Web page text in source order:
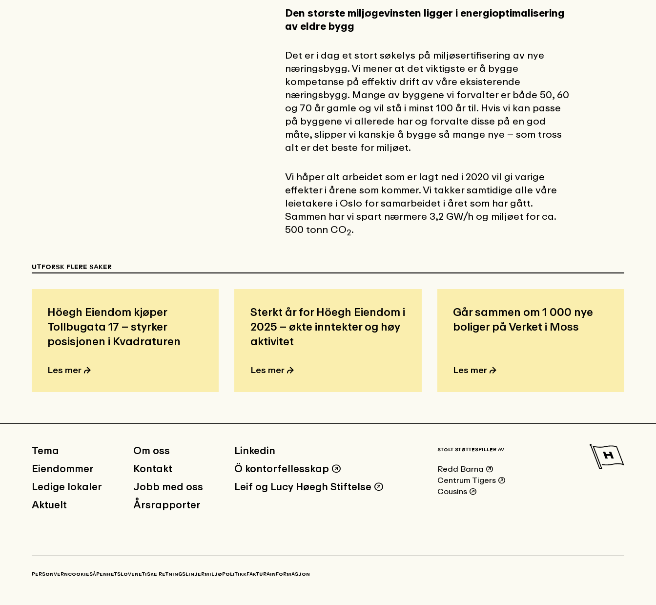
Den største miljøgevinsten ligger i energioptimalisering
av eldre bygg
Det er i dag et stort søkelys på miljøsertifisering av nye
næringsbygg. Vi mener at det viktigste er å bygge
kompetanse på effektiv drift av våre eksisterende
næringsbygg. Mange av byggene vi forvalter er både 50, 60
og 70 år gamle og vil stå i minst 100 år til. Hvis vi kan passe
på byggene vi allerede har og forvalte disse på en god
måte, slipper vi kanskje å bygge så mange nye – som tross
alt er det beste for miljøet.
Vi håper alt arbeidet som er lagt ned i 2020 vil gi varige
effekter i årene som kommer. Vi takker samtidige alle våre
leietakere i Oslo for samarbeidet i året som har gått.
Sammen har vi spart nærmere 3,2 GW/h og miljøet for ca.
500 tonn CO2.
UTFORSK FLERE SAKER
Höegh Eiendom kjøper
Tollbugata 17 – styrker
posisjonen i Kvadraturen
Les mer ⮫
Sterkt år for Höegh Eiendom i
2025 – økte inntekter og høy
aktivitet
Les mer ⮫
Går sammen om 1 000 nye
boliger på Verket i Moss
Les mer ⮫
Tema
Eiendommer
Ledige lokaler
Aktuelt
Om oss
Kontakt
Jobb med oss
Årsrapporter
Linkedin
Ö kontorfellesskap ↗
Leif og Lucy Høegh Stiftelse ↗
STOLT STØTTESPILLER AV
Redd Barna ↗
Centrum Tigers ↗
Cousins ↗
PERSONVERNCOOKIESÅPENHETSLOVENETISKE RETNINGSLINJERMILJØPOLITIKKFAKTURAINFORMASJON